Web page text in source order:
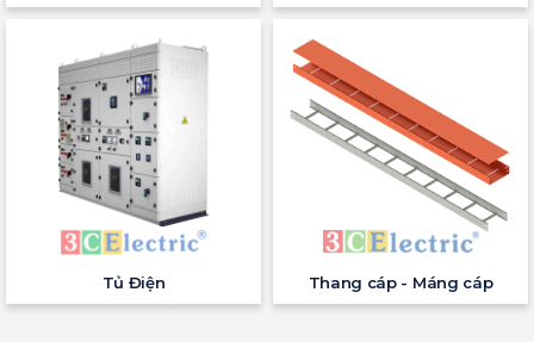
Tủ Điện Thang cáp - Máng cáp